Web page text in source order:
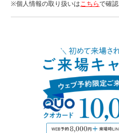
※個人情報の取り扱いはこちらで確認
勤務先